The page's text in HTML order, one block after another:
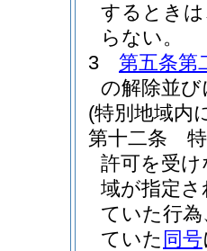
するとき
らない。
3
第五条第
の解除並
(特別地域内
第十二条
許可を受
域が指定
ていた行為
ていた 同号